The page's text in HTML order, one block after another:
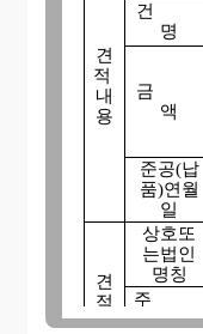
견
적
내
용
건
명
금
액
준공(납
품)연월
일
견
적
자
상호또
는법인
명칭
주
소